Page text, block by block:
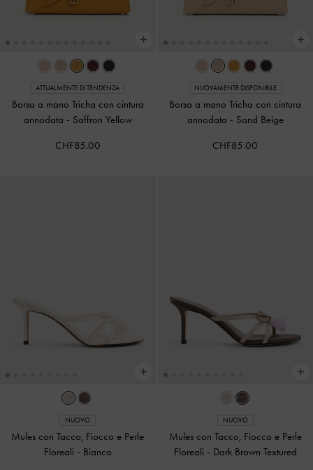
ATTUALMENTE DI TENDENZA
Borsa a mano Tricha con cintura
annodata - Saffron Yellow
CHF85.00
NUOVAMENTE DISPONIBILE
Borsa a mano Tricha con cintura
annodata - Sand Beige
CHF85.00
NUOVO
Mules con Tacco, Fiocco e Perle
Floreali - Bianco
NUOVO
Mules con Tacco, Fiocco e Perle
Floreali - Dark Brown Textured